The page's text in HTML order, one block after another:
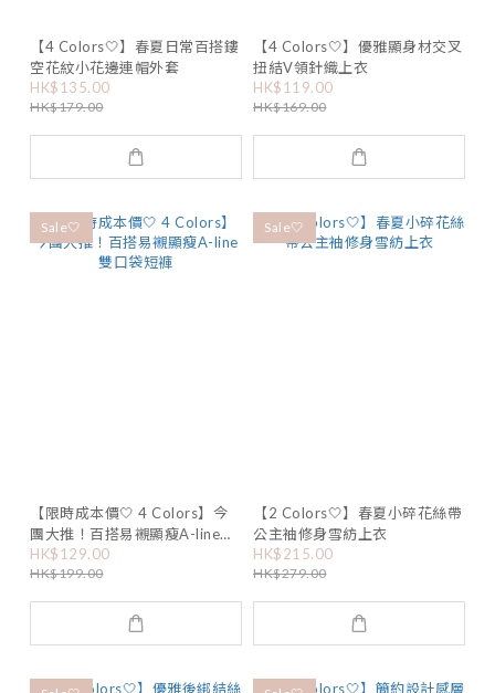
【4 Colors🤍】春夏日常百搭鏤
空花紋小花邊連帽外套
HK$135.00
HK$179.00
【4 Colors🤍】優雅顯身材交叉
扭結V領針織上衣
HK$119.00
HK$169.00
Sale🤍
【限時成本價🤍 4 Colors】今
團大推！百搭易襯顯瘦A-line雙
口袋短褲
HK$129.00
HK$199.00
Sale🤍
【2 Colors🤍】春夏小碎花絲帶
公主袖修身雪紡上衣
HK$215.00
HK$279.00